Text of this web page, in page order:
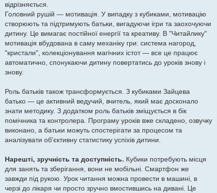
відрізняється.
Головний рушій — мотивація. У випадку з кубиками, мотивацію
створюють та підтримують батьки, вигадуючи ігри та заохочуючи
дитину. Це вимагає постійної енергії та креативу. В "Читайлику"
мотивація вбудована в саму механіку гри: система нагород,
"кристали", колекціонування магічних істот — все це працює
автоматично, спонукаючи дитину повертатись до уроків знову і
знову.
Роль батьків також трансформується. З кубиками Зайцева
батько — це активний ведучий, вчитель, який має досконало
знати методику. З додатком роль батьків зміщується в бік
помічника та контролера. Програму уроків вже складено, озвучку
виконано, а батьки можуть спостерігати за процесом та
аналізувати об'єктивну статистику успіхів дитини.
Нарешті, зручність та доступність. Кубики потребують місця
для занять та зберігання, вони не мобільні. Смартфон же
завжди під рукою. Урок читання можна провести в машині, в
черзі до лікаря чи просто зручно вмостившись на дивані. Це